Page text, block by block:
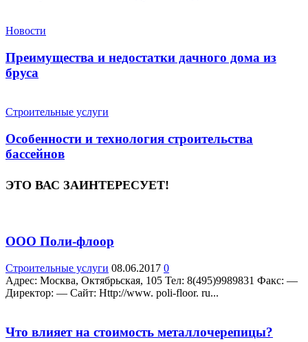
Новости
Преимущества и недостатки дачного дома из
бруса
Строительные услуги
Особенности и технология строительства
бассейнов
ЭТО ВАС ЗАИНТЕРЕСУЕТ!
ООО Поли-флоор
Строительные услуги 08.06.2017 0
Адрес: Москва, Октябрьская, 105 Teл: 8(495)9989831 Факс: —
Директор: — Сайт: Http://www. poli-floor. ru...
Что влияет на стоимость металлочерепицы?